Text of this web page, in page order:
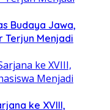
Budaya Jawa,
Terjun Menjadi
ke XVIII,